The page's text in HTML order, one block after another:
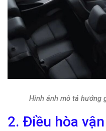
Hình ảnh mô tả hướng
2. Điều hòa